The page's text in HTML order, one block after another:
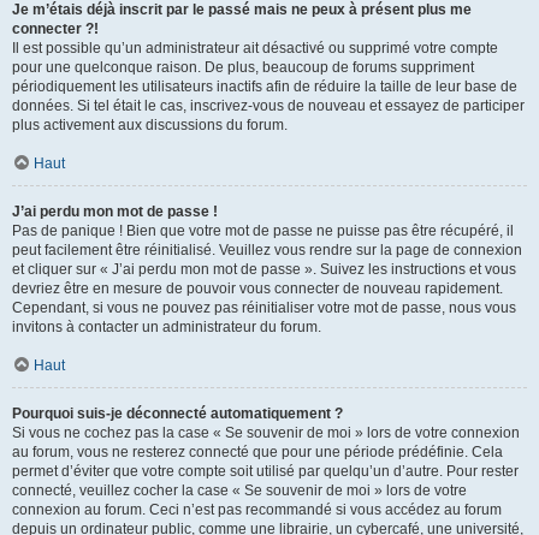
Je m’étais déjà inscrit par le passé mais ne peux à présent plus me
connecter ?!
Il est possible qu’un administrateur ait désactivé ou supprimé votre compte
pour une quelconque raison. De plus, beaucoup de forums suppriment
périodiquement les utilisateurs inactifs afin de réduire la taille de leur base de
données. Si tel était le cas, inscrivez-vous de nouveau et essayez de participer
plus activement aux discussions du forum.
Haut
J’ai perdu mon mot de passe !
Pas de panique ! Bien que votre mot de passe ne puisse pas être récupéré, il
peut facilement être réinitialisé. Veuillez vous rendre sur la page de connexion
et cliquer sur « J’ai perdu mon mot de passe ». Suivez les instructions et vous
devriez être en mesure de pouvoir vous connecter de nouveau rapidement.
Cependant, si vous ne pouvez pas réinitialiser votre mot de passe, nous vous
invitons à contacter un administrateur du forum.
Haut
Pourquoi suis-je déconnecté automatiquement ?
Si vous ne cochez pas la case « Se souvenir de moi » lors de votre connexion
au forum, vous ne resterez connecté que pour une période prédéfinie. Cela
permet d’éviter que votre compte soit utilisé par quelqu’un d’autre. Pour rester
connecté, veuillez cocher la case « Se souvenir de moi » lors de votre
connexion au forum. Ceci n’est pas recommandé si vous accédez au forum
depuis un ordinateur public, comme une librairie, un cybercafé, une université,